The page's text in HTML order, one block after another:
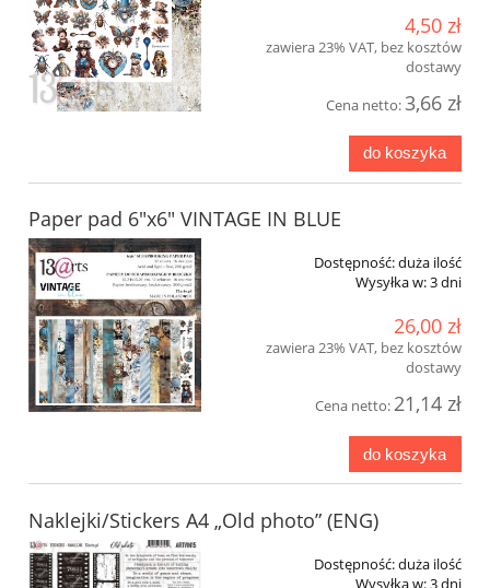
4,50 zł
zawiera 23% VAT, bez kosztów
dostawy
Cena netto:3,66 zł
do koszyka
Paper pad 6"x6" VINTAGE IN BLUE
Dostępność:duża ilość
Wysyłka w:3 dni
26,00 zł
zawiera 23% VAT, bez kosztów
dostawy
Cena netto: 21,14 zł
do koszyka
Naklejki/Stickers A4 „Old photo” (ENG)
Dostępność:duża ilość
Wysyłka w:3 dni